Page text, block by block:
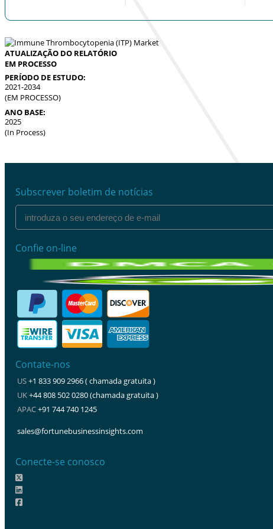
ATUALIZAÇÃO DO RELATÓRIO
EM PROCESSO
PERÍODO DE ESTUDO:
2021-2034
(EM PROCESSO)
ANO BASE:
2025
(In Process)
Subscrever boletim de notícias
Confie on-line
Contate-nos
US+1 833 909 2966 ( chamada gratuita )
UK+44 808 502 0280 (chamada gratuita )
APAC+91 744 740 1245
sales@fortunebusinessinsights.com
Conecte-se conosco